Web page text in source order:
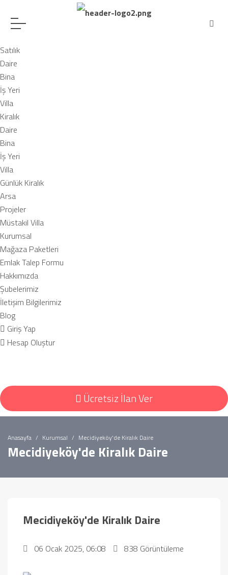
Satılık
Daire
Bina
İş Yeri
Villa
Kiralık
Daire
Bina
İş Yeri
Villa
Günlük Kiralık
Arsa
Projeler
Müstakil Villa
Kurumsal
Mağaza Paketleri
Emlak Talep Formu
Hakkımızda
Şubelerimiz
İletişim Bilgilerimiz
Blog
Giriş Yap
Hesap Oluştur
Ücretsiz İlan Ver
Anasayfa Kurumsal Mecidiyeköy'de Kiralık Daire
Mecidiyeköy'de Kiralık Daire
Mecidiyeköy'de Kiralık Daire
06 Ocak 2025, 06:08 838 Görüntüleme